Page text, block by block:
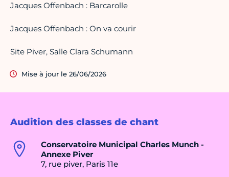
Audition des classes de chant
Conservatoire Municipal Charles Munch -
Annexe Piver
7, rue piver, Paris 11e
Jacques Offenbach : Barcarolle
Jacques Offenbach : On va courir
Site Piver, Salle Clara Schumann
Mise à jour le 26/06/2026